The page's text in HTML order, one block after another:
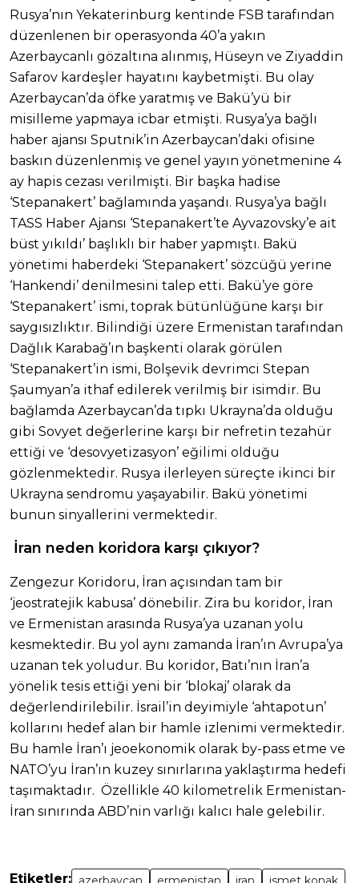
Rusya’nın Yekaterinburg kentinde FSB tarafından
düzenlenen bir operasyonda 40’a yakın
Azerbaycanlı gözaltına alınmış, Hüseyn ve Ziyaddin
Safarov kardeşler hayatını kaybetmişti. Bu olay
Azerbaycan’da öfke yaratmış ve Bakü’yü bir
misilleme yapmaya icbar etmişti. Rusya’ya bağlı
haber ajansı Sputnik’in Azerbaycan’daki ofisine
baskın düzenlenmiş ve genel yayın yönetmenine 4
ay hapis cezası verilmişti. Bir başka hadise
‘Stepanakert’ bağlamında yaşandı. Rusya’ya bağlı
TASS Haber Ajansı ‘Stepanakert’te Ayvazovsky’e ait
büst yıkıldı’ başlıklı bir haber yapmıştı. Bakü
yönetimi haberdeki ‘Stepanakert’ sözcüğü yerine
‘Hankendi’ denilmesini talep etti. Bakü’ye göre
‘Stepanakert’ ismi, toprak bütünlüğüne karşı bir
saygısızlıktır. Bilindiği üzere Ermenistan tarafından
Dağlık Karabağ’ın başkenti olarak görülen
‘Stepanakert’in ismi, Bolşevik devrimci Stepan
Şaumyan’a ithaf edilerek verilmiş bir isimdir. Bu
bağlamda Azerbaycan’da tıpkı Ukrayna’da olduğu
gibi Sovyet değerlerine karşı bir nefretin tezahür
ettiği ve ‘desovyetizasyon’ eğilimi olduğu
gözlenmektedir. Rusya ilerleyen süreçte ikinci bir
Ukrayna sendromu yaşayabilir. Bakü yönetimi
bunun sinyallerini vermektedir.
İran neden koridora karşı çıkıyor?
Zengezur Koridoru, İran açısından tam bir
‘jeostratejik kabusa’ dönebilir. Zira bu koridor, İran
ve Ermenistan arasında Rusya’ya uzanan yolu
kesmektedir. Bu yol aynı zamanda İran’ın Avrupa’ya
uzanan tek yoludur. Bu koridor, Batı’nın İran’a
yönelik tesis ettiği yeni bir ‘blokaj’ olarak da
değerlendirilebilir. İsrail’in deyimiyle ‘ahtapotun’
kollarını hedef alan bir hamle izlenimi vermektedir.
Bu hamle İran’ı jeoekonomik olarak by-pass etme ve
NATO’yu İran’ın kuzey sınırlarına yaklaştırma hedefi
taşımaktadır. Özellikle 40 kilometrelik Ermenistan-
İran sınırında ABD’nin varlığı kalıcı hale gelebilir.
Etiketler: